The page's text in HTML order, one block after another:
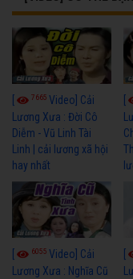
7665 Video] Cải
Lương Xưa : Đời Cô
Diễm - Vũ Linh Tài
Linh | cải lương xã hội
hay nhất
6055 Video] Cải
Lương Xưa : Nghĩa Cũ